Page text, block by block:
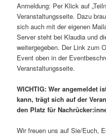
Anmeldung: Per Klick auf
Veranstaltungsseite. Dazu
sich auch mit der eigenen
Server steht bei Klaudia und
weitergegeben. Der Link zum
Event oben in der
Veranstaltungsseite.
WICHTIG: Wer angemeldet
kann, trägt sich auf der
den Platz für
Wir freuen uns auf Sie/Euch,